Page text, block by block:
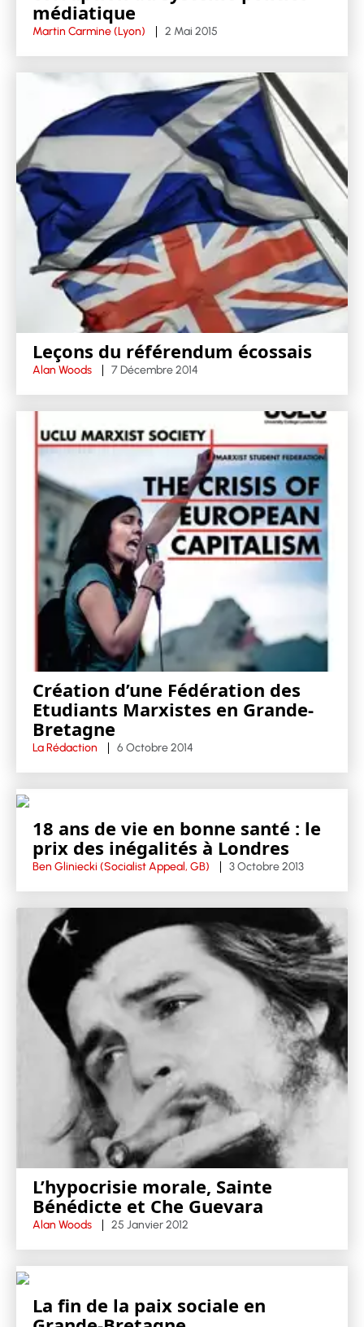
médiatique
Martin Carmine (Lyon) 2 Mai 2015
Leçons du référendum écossais
Alan Woods 7 Décembre 2014
Création d’une Fédération des
Etudiants Marxistes en Grande-
Bretagne
La Rédaction 6 Octobre 2014
18 ans de vie en bonne santé : le
prix des inégalités à Londres
Ben Gliniecki (Socialist Appeal, GB) 3 Octobre 2013
L’hypocrisie morale, Sainte
Bénédicte et Che Guevara
Alan Woods 25 Janvier 2012
La fin de la paix sociale en